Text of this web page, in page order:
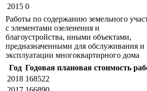
2015 0
Работы по содержанию земельного
с элементами озеленения и
благоустройства, иными объектами,
предназначенными для обслуживания и
эксплуатации многоквартирного дома
Год Годовая плановая стоимость
2018 168522